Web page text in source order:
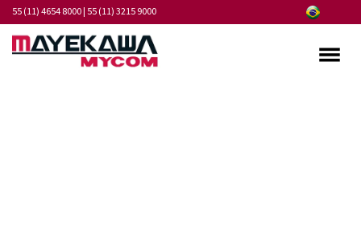
55 (11) 4654 8000| 55 (11) 3215 9000